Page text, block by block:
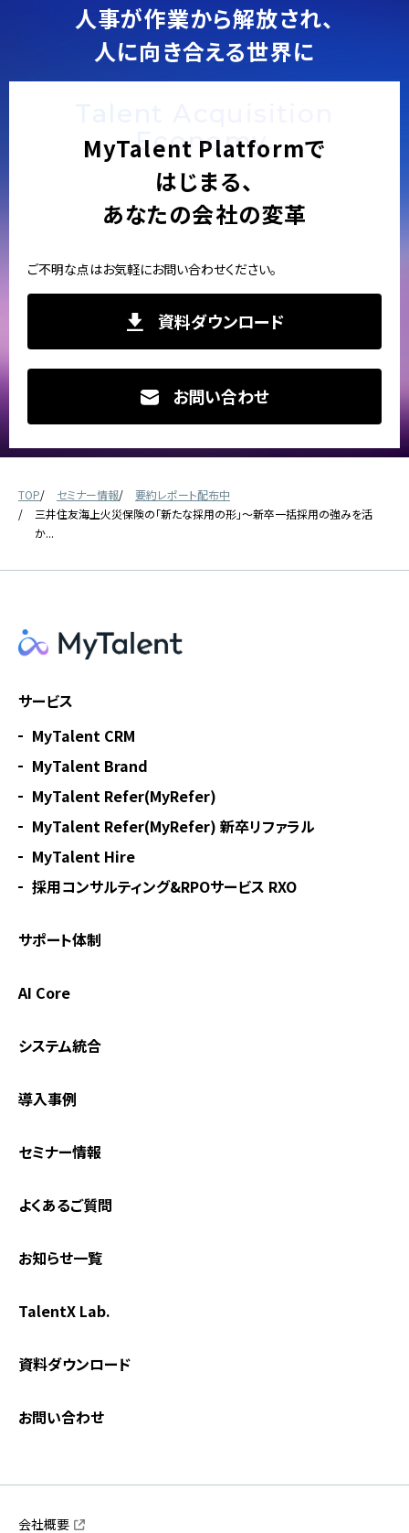
人事が作業から解放され、
人に向き合える世界に
Economy.
MyTalent Platformで
はじまる、
あなたの会社の変革
ご不明な点はお気軽にお問い合わせください。
資料ダウンロード
お問い合わせ
TOP セミナー情報
要約レポート配布中
三井住友海上火災保険の「新たな採用の形」～新卒一括採用の強みを活
か...
サービス
MyTalent CRM
MyTalent Brand
MyTalent Refer(MyRefer)
MyTalent Refer(MyRefer) 新卒リファラル
MyTalent Hire
採用コンサルティング&RPOサービス RXO
サポート体制
AI Core
システム統合
導入事例
セミナー情報
よくあるご質問
お知らせ一覧
TalentX Lab.
資料ダウンロード
お問い合わせ
会社概要